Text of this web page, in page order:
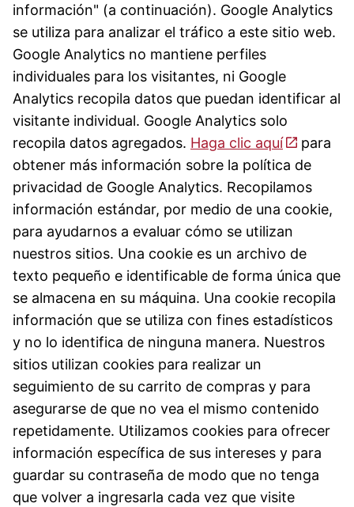
información" (a continuación). Google Analytics
se utiliza para analizar el tráfico a este sitio web.
Google Analytics no mantiene perfiles
individuales para los visitantes, ni Google
Analytics recopila datos que puedan identificar al
visitante individual. Google Analytics solo
recopila datos agregados. Haga clic aquí
para
obtener más información sobre la política de
privacidad de Google Analytics. Recopilamos
información estándar, por medio de una cookie,
para ayudarnos a evaluar cómo se utilizan
nuestros sitios. Una cookie es un archivo de
texto pequeño e identificable de forma única que
se almacena en su máquina. Una cookie recopila
información que se utiliza con fines estadísticos
y no lo identifica de ninguna manera. Nuestros
sitios utilizan cookies para realizar un
seguimiento de su carrito de compras y para
asegurarse de que no vea el mismo contenido
repetidamente. Utilizamos cookies para ofrecer
información específica de sus intereses y para
guardar su contraseña de modo que no tenga
que volver a ingresarla cada vez que visite